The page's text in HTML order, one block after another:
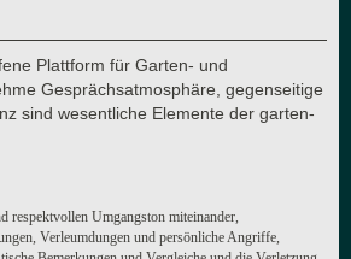
Plattform für Garten- und
Gesprächsatmosphäre, gegenseitige
sind wesentliche Elemente der garten-
respektvollen Umgangston miteinander,
Verleumdungen und persönliche Angriffe,